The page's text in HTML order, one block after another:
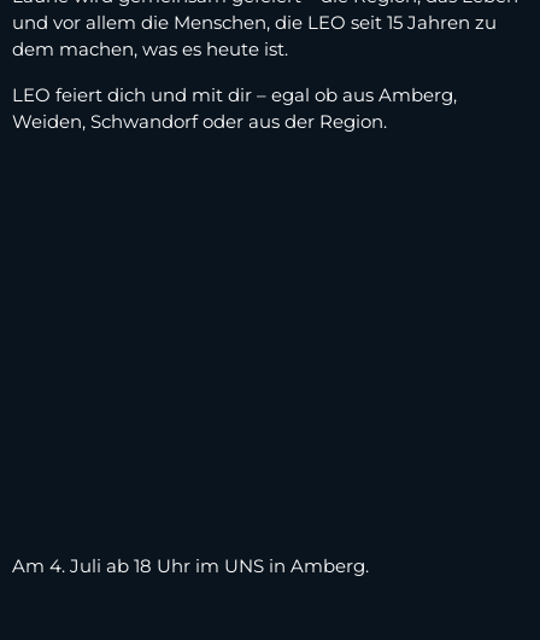
und vor allem die Menschen, die LEO seit 15 Jahren zu
dem machen, was es heute ist.
LEO feiert dich und mit dir – egal ob aus Amberg,
Weiden, Schwandorf oder aus der Region.
Am 4. Juli ab 18 Uhr im UNS in Amberg.